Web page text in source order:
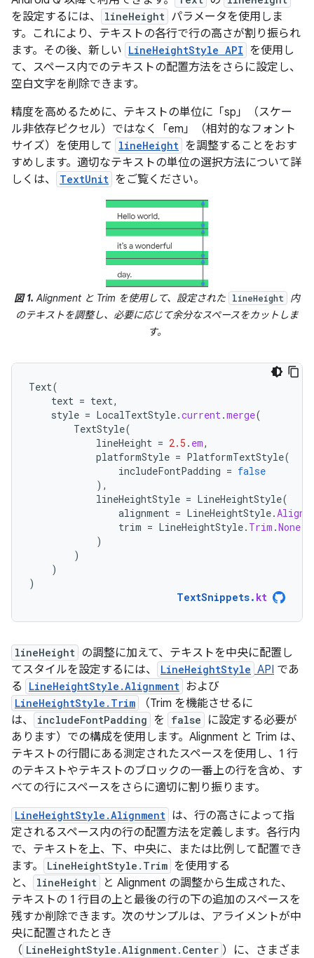
を設定するには、 lineHeight パラメータを使用しま
す。これにより、テキストの各行で行の高さが割り振られ
ます。その後、新しい LineHeightStyle API を使用し
て、スペース内でのテキストの配置方法をさらに設定し、
空白文字を削除できます。
精度を高めるために、テキストの単位に「sp」（スケー
ル非依存ピクセル）ではなく「em」（相対的なフォント
サイズ）を使用して
lineHeight を調整することをおす
すめします。適切なテキストの単位の選択方法について詳
しくは、
TextUnit をご覧ください。
図 1. Alignment と Trim を使用して、設定された lineHeight
内
のテキストを調整し、必要に応じて余分なスペースをカットしま
す。
Text(
text = text,
style = LocalTextStyle.current .merge(
TextStyle(
lineHeight = 2.5 . em,
platformStyle = PlatformTextStyle(
includeFontPadding = false
),
lineHeightStyle = LineHeightStyle(
alignment = LineHeightStyle.
trim = LineHeightStyle. Trim .None
)
)
)
)
TextSnippets. kt
lineHeight の調整に加えて、テキストを中央に配置し
てスタイルを設定するには、
LineHeightStyle API であ
る
LineHeightStyle.Alignment および
LineHeightStyle.Trim
（Trim を機能させるに
は、
includeFontPadding を false
に設定する必要が
あります）での構成を使用します。Alignment と Trim は、
テキストの行間にある測定されたスペースを使用し、1 行
のテキストやテキストのブロックの一番上の行を含め、す
べての行にスペースをさらに適切に割り振ります。
LineHeightStyle.Alignment は、行の高さによって指
定されるスペース内の行の配置方法を定義します。各行内
で、テキストを上、下、中央に、または比例して配置でき
ます。
LineHeightStyle.Trim を使用する
と、
lineHeight
と Alignment の調整から生成された、
テキストの 1 行目の上と最後の行の下の追加のスペースを
残すか削除できます。次のサンプルは、アライメントが中
央に配置されたとき
（ LineHeightStyle.Alignment.Center ）に、さまざま